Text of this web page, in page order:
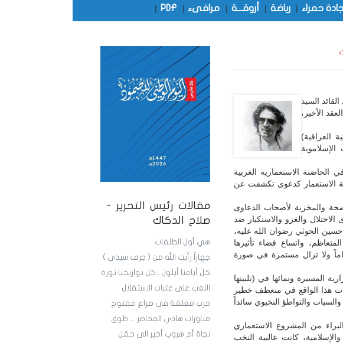
حمراء | رياضة | أروقـــة | مرافىء |
PDF
|
مقالات رئيس التحرير -
صلاح الدكاك
هي أول الطلقات
جهاراً رأيت الله من ( جرف سيدي )
كل أيامنا أيلول ..كل تواريخنا ثورة
اللعب على عتبات الاستقلال
حرب مغلقة في صراع مفتوح
مناورات هادي المحاصر ... طوق
نجاة أم هروب أخير الى حقل
السيد
الأخير،
العراقية)
الحاضنة الاستعمارية الغربية
الاستعمار كدعوى تكشفت عن
والمخزية لأصحاب الدعاوى
الاحتلال والغزو والاستكبار ضد
الحوثي رضوان الله عليه،
واتساع فضاء تأثيرها
بتعاظم استهدافها من خلال الحروب التي استغرقت 14 عاماً ولا تزال مستمرة في صورة
المسيرة ونمائها في (تلبيتها
هذا الواقع في منعطف خطير
والتواطؤ النخبوي سائداً
البراء من المشروع الاستعماري
والإسلامية، كانت غالبية النخب